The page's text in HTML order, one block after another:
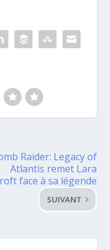
Raider: Legacy of
Atlantis remet Lara
face à sa légende
SUIVANT